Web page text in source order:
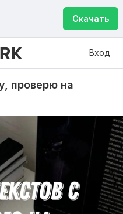
Скачать
Вход
проверю на